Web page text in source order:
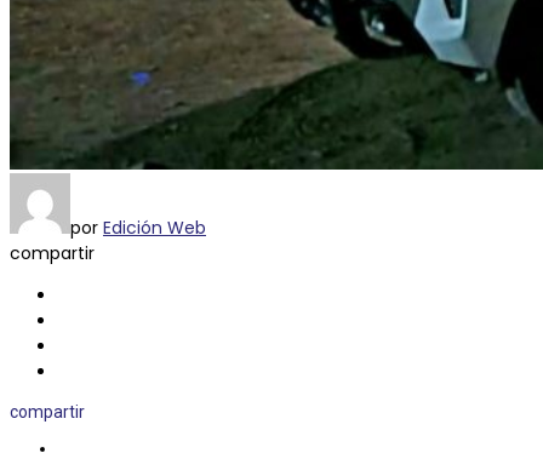
por Edición Web
compartir
compartir